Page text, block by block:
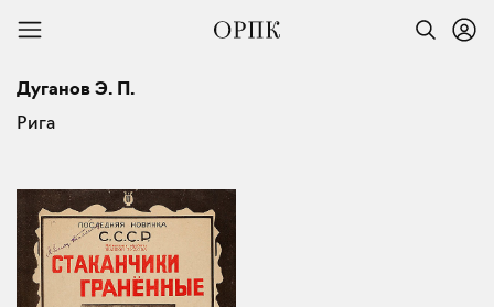
Дуганов Э. П.
Рига